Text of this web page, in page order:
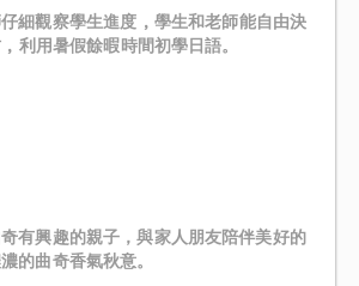
細觀察學生進度 , 學生和老師能自由決
利用暑假餘暇時間初學日語。
有興趣的親子，與家人朋友陪伴美好的
的曲奇香氣秋意。